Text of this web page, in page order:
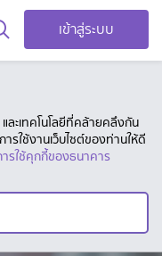
เข้าสู่ระบบ
ละเทคโนโลยีที่คล้ายคลึงกัน
รใช้งานเว็บไซต์ของท่านให้ดี
ารใช้คุกกี้ของธนาคาร